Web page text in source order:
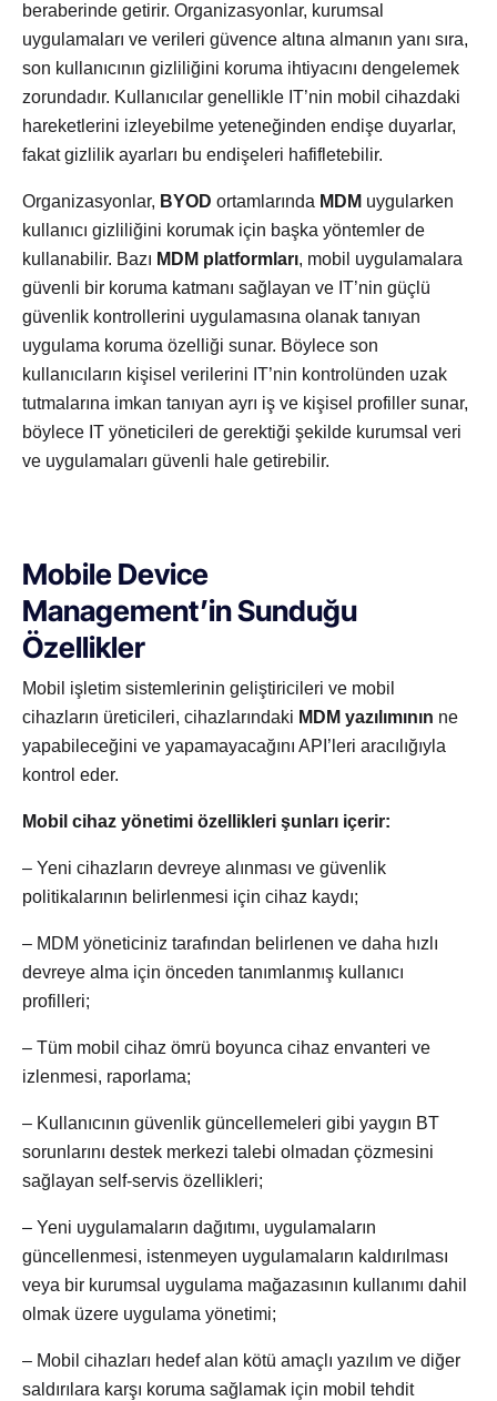
beraberinde getirir. Organizasyonlar, kurumsal
uygulamaları ve verileri güvence altına almanın yanı sıra,
son kullanıcının gizliliğini koruma ihtiyacını dengelemek
zorundadır. Kullanıcılar genellikle IT’nin mobil cihazdaki
hareketlerini izleyebilme yeteneğinden endişe duyarlar,
fakat gizlilik ayarları bu endişeleri hafifletebilir.
Organizasyonlar, BYOD ortamlarında MDM uygularken
kullanıcı gizliliğini korumak için başka yöntemler de
kullanabilir. Bazı MDM platformları, mobil uygulamalara
güvenli bir koruma katmanı sağlayan ve IT’nin güçlü
güvenlik kontrollerini uygulamasına olanak tanıyan
uygulama koruma özelliği sunar. Böylece son
kullanıcıların kişisel verilerini IT’nin kontrolünden uzak
tutmalarına imkan tanıyan ayrı iş ve kişisel profiller sunar,
böylece IT yöneticileri de gerektiği şekilde kurumsal veri
ve uygulamaları güvenli hale getirebilir.
Mobile Device
Management’inSunduğu
Özellikler
Mobil işletim sistemlerinin geliştiricileri ve mobil
cihazların üreticileri, cihazlarındaki MDM yazılımının ne
yapabileceğini ve yapamayacağını API’leri aracılığıyla
kontrol eder.
Mobil cihaz yönetimi özellikleri şunları içerir:
– Yeni cihazların devreye alınması ve güvenlik
politikalarının belirlenmesi için cihaz kaydı;
– MDM yöneticiniz tarafından belirlenen ve daha hızlı
devreye alma için önceden tanımlanmış kullanıcı
profilleri;
– Tüm mobil cihaz ömrü boyunca cihaz envanteri ve
izlenmesi, raporlama;
– Kullanıcının güvenlik güncellemeleri gibi yaygın BT
sorunlarını destek merkezi talebi olmadan çözmesini
sağlayan self-servis özellikleri;
– Yeni uygulamaların dağıtımı, uygulamaların
güncellenmesi, istenmeyen uygulamaların kaldırılması
veya bir kurumsal uygulama mağazasının kullanımı dahil
olmak üzere uygulama yönetimi;
– Mobil cihazları hedef alan kötü amaçlı yazılım ve diğer
saldırılara karşı koruma sağlamak için mobil tehdit